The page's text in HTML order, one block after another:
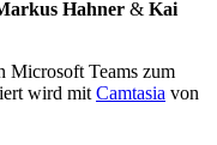
Hahner & Kai
Microsoft Teams zum
wird mit Camtasia von